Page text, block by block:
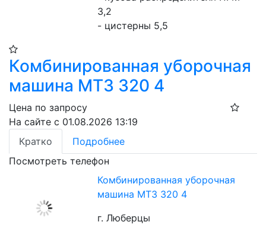
3,2
- цистерны 5,5
Комбинированная уборочная
машина МТЗ 320 4
Цена по запросу
На сайте с 01.08.2026 13:19
Кратко
Подробнее
Посмотреть телефон
Комбинированная уборочная
машина МТЗ 320 4
г. Люберцы